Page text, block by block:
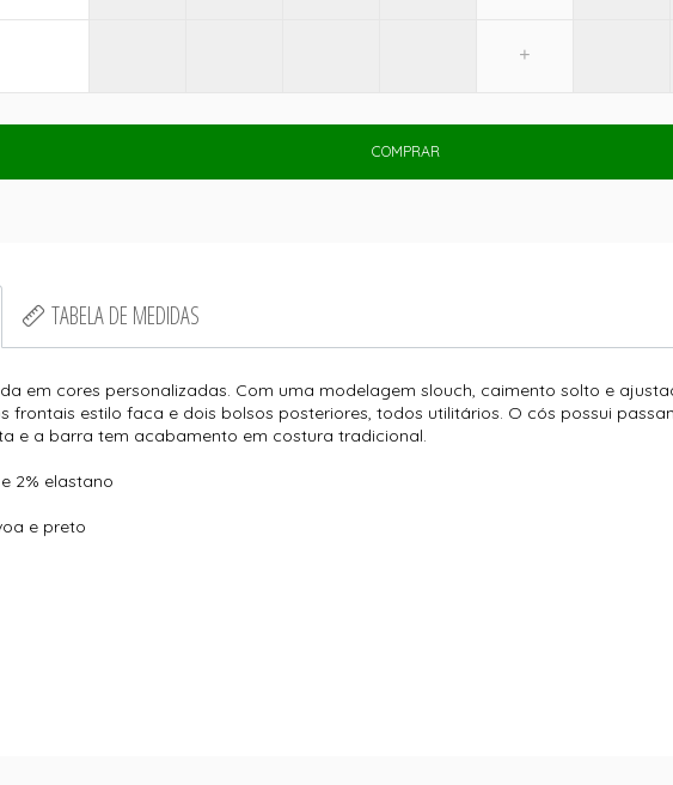
COMPRAR
TABELA DE MEDIDAS
em cores personalizadas. Com uma modelagem slouch, caimento solto e
frontais estilo faca e dois bolsos posteriores, todos utilitários. O cós possui
e a barra tem acabamento em costura tradicional.
2% elastano
e preto